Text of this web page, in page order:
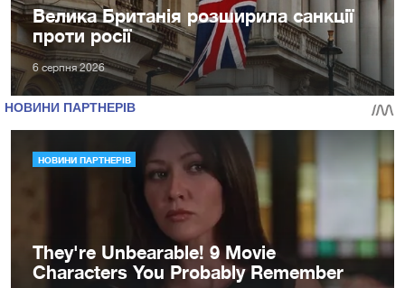
Велика Британія розширила санкції
проти росії
6 серпня 2026